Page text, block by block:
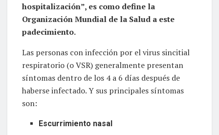
hospitalización”, es como define la
Organización Mundial de la Salud a este
padecimiento.
Las personas con infección por el virus sincitial
respiratorio (o VSR) generalmente presentan
síntomas dentro de los 4 a 6 días después de
haberse infectado. Y sus principales síntomas
son:
Escurrimiento nasal